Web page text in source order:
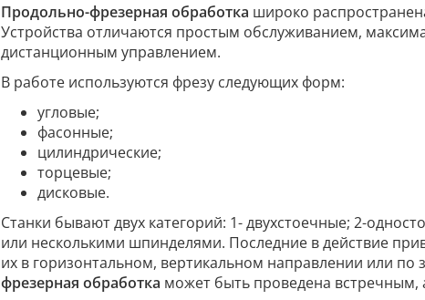
Продольно-фрезерная обработка широко
Устройства отличаются простым обслуживанием,
дистанционным управлением.
В работе используются фрезу следующих форм:
угловые;
фасонные;
цилиндрические;
торцевые;
дисковые.
Станки бывают двух категорий: 1- двухстоечные; 2-
или несколькими шпинделями. Последние в действие
их в горизонтальном, вертикальном направлении или по
фрезерная обработка может быть проведена